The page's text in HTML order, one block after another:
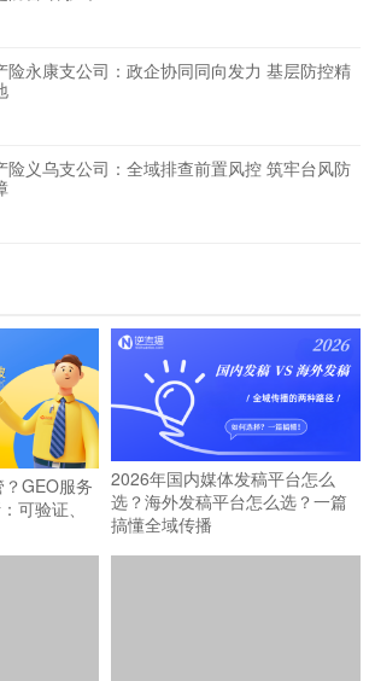
险永康支公司：政企协同同向发力 基层防控精
险义乌支公司：全域排查前置风控 筑牢台风防
GEO服务
可验证、
2026年国内媒体发稿平台怎么
选？海外发稿平台怎么选？一篇
搞懂全域传播